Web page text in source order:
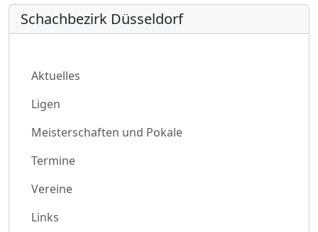
Schachbezirk Düsseldorf
Aktuelles
Ligen
Meisterschaften und Pokale
Termine
Vereine
Links